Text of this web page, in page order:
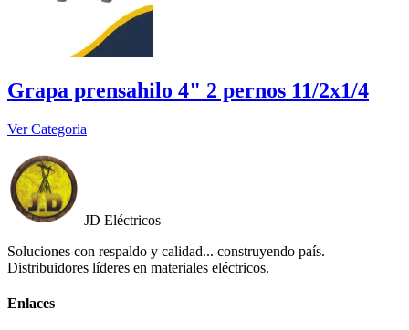
Grapa prensahilo 4" 2 pernos 11/2x1/4
Ver Categoria
JD Eléctricos
Soluciones con respaldo y calidad... construyendo país.
Distribuidores líderes en materiales eléctricos.
Enlaces